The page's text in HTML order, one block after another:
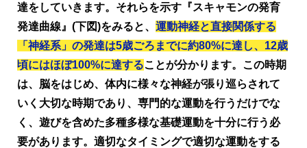
達をしていきます。それらを示す『スキャモンの発育
発達曲線』(下図)をみると、 運動神経と直接関係する
「神経系」の発達は5歳ごろまでに約80%に達し、12歳
頃にはほぼ100%に達することが分かります。この時期
は、脳をはじめ、体内に様々な神経が張り巡らされて
いく大切な時期であり、専門的な運動を行うだけでな
く、遊びを含めた多種多様な基礎運動を十分に行う必
要があります。適切なタイミングで適切な運動をする